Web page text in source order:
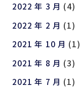
2022 年 3 月 (4)
2022 年 2 月 (1)
2021 年 10 月 (1)
2021 年 8 月 (3)
2021 年 7 月 (1)